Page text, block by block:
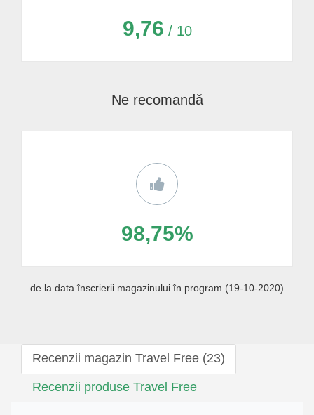
9,76 / 10
Ne recomandă
98,75%
de la data înscrierii magazinului în program (19-10-2020)
Recenzii magazin Travel Free (23)
Recenzii produse Travel Free